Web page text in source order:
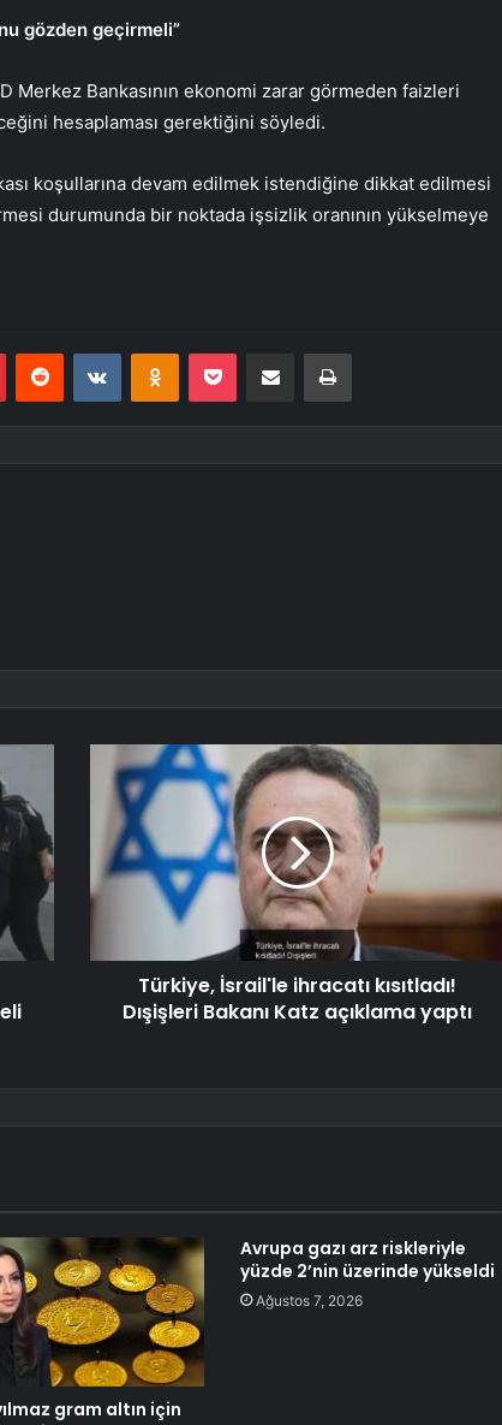
gözden geçirmeli”
Merkez Bankasının ekonomi zarar görmeden faizleri
hesaplaması gerektiğini söyledi.
koşullarına devam edilmek istendiğine dikkat edilmesi
durumunda bir noktada işsizlik oranının yükselmeye
PinterestReddit VKontakteOdnoklassniki
Pocket E-Posta ile paylaş Yazdır
Türkiye, İsrail'le ihracatı kısıtladı!
Dışişleri Bakanı Katz açıklama yaptı
gram altın için
Avrupa gazı arz riskleriyle
yüzde 2’nin üzerinde yükseldi
Ağustos 7, 2026